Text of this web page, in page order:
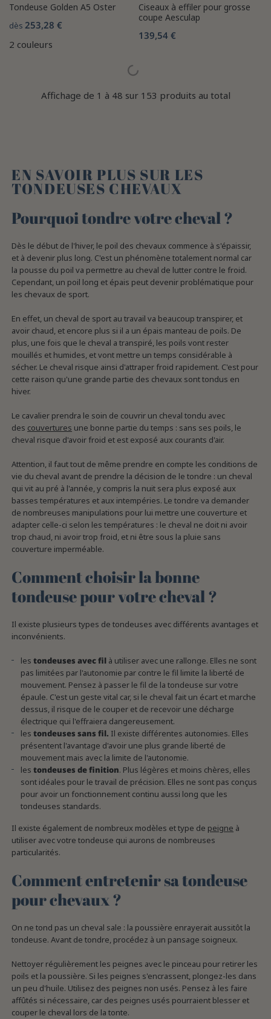
Tondeuse Golden A5 Oster
dès 253,28 €
2 couleurs
Ciseaux à effiler pour grosse
coupe Aesculap
139,54 €
Affichage de 1 à 48 sur 153 produits au total
EN SAVOIR PLUS SUR LES
TONDEUSES CHEVAUX
Pourquoi tondre votre cheval ?
Dès le début de l'hiver, le poil des chevaux commence à s'épaissir,
et à devenir plus long. C'est un phénomène totalement normal car
la pousse du poil va permettre au cheval de lutter contre le froid.
Cependant, un poil long et épais peut devenir problématique pour
les chevaux de sport.
En effet, un cheval de sport au travail va beaucoup transpirer, et
avoir chaud, et encore plus si il a un épais manteau de poils. De
plus, une fois que le cheval a transpiré, les poils vont rester
mouillés et humides, et vont mettre un temps considérable à
sécher. Le cheval risque ainsi d'attraper froid rapidement. C'est pour
cette raison qu'une grande partie des chevaux sont tondus en
hiver.
Le cavalier prendra le soin de couvrir un cheval tondu avec
des couvertures une bonne partie du temps : sans ses poils, le
cheval risque d'avoir froid et est exposé aux courants d'air.
Attention, il faut tout de même prendre en compte les conditions de
vie du cheval avant de prendre la décision de le tondre : un cheval
qui vit au pré à l'année, y compris la nuit sera plus exposé aux
basses températures et aux intempéries. Le tondre va demander
de nombreuses manipulations pour lui mettre une couverture et
adapter celle-ci selon les températures : le cheval ne doit ni avoir
trop chaud, ni avoir trop froid, et ni être sous la pluie sans
couverture imperméable.
Comment choisir la bonne
tondeuse pour votre cheval ?
Il existe plusieurs types de tondeuses avec différents avantages et
inconvénients.
lestondeuses avec fil à utiliser avec une rallonge. Elles ne sont
pas limitées par l'autonomie par contre le fil limite la liberté de
mouvement. Pensez à passer le fil de la tondeuse sur votre
épaule. C'est un geste vital car, si le cheval fait un écart et marche
dessus, il risque de le couper et de recevoir une décharge
électrique qui l'effraiera dangereusement.
lestondeuses sans fil. Il existe différentes autonomies. Elles
présentent l'avantage d'avoir une plus grande liberté de
mouvement mais avec la limite de l'autonomie.
lestondeuses de finition. Plus légères et moins chères, elles
sont idéales pour le travail de précision. Elles ne sont pas conçus
pour avoir un fonctionnement continu aussi long que les
tondeuses standards.
Il existe également de nombreux modèles et type de peigne à
utiliser avec votre tondeuse qui aurons de nombreuses
particularités.
Comment entretenir sa tondeuse
pour chevaux ?
On ne tond pas un cheval sale : la poussière enrayerait aussitôt la
tondeuse. Avant de tondre, procédez à un pansage soigneux.
Nettoyer régulièrement les peignes avec le pinceau pour retirer les
poils et la poussière. Si les peignes s'encrassent, plongez-les dans
un peu d'huile. Utilisez des peignes non usés. Pensez à les faire
affûtés si nécessaire, car des peignes usés pourraient blesser et
couper le cheval lors de la tonte.